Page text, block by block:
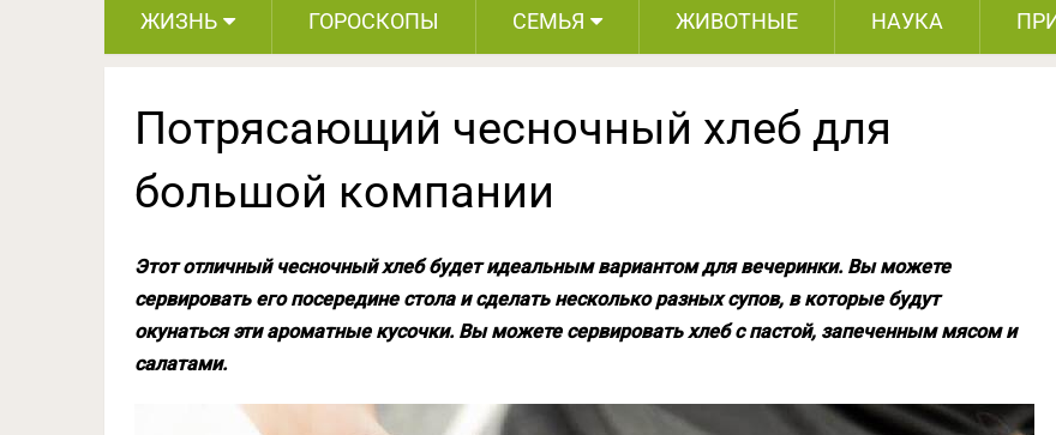
ЖИЗНЬ ГОРОСКОПЫ СЕМЬЯ ЖИВОТНЫЕ НАУКА
Потрясающий чесночный хлеб для
большой компании
Этот отличный чесночный хлеб будет идеальным вариантом для вечеринки. Вы можете
сервировать его посередине стола и сделать несколько разных супов, в которые будут
окунаться эти ароматные кусочки. Вы можете сервировать хлеб с пастой, запеченным мясом и
салатами.